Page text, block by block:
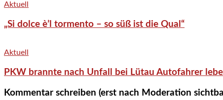
Aktuell
„Si dolce è’l tormento – so süß ist die Qual“
Aktuell
PKW brannte nach Unfall bei Lütau Autofahrer
Kommentar schreiben (erst nach Moderation